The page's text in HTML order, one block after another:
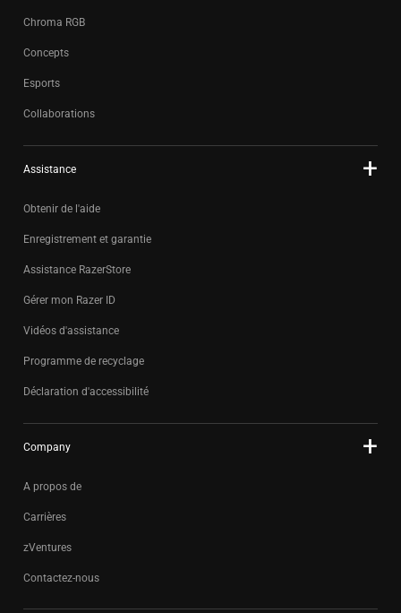
Chroma RGB
Concepts
Esports
Collaborations
Assistance
Obtenir de l'aide
Enregistrement et garantie
Assistance RazerStore
Gérer mon Razer ID
Vidéos d'assistance
Programme de recyclage
Déclaration d'accessibilité
Company
A propos de
Carrières
zVentures
Contactez-nous